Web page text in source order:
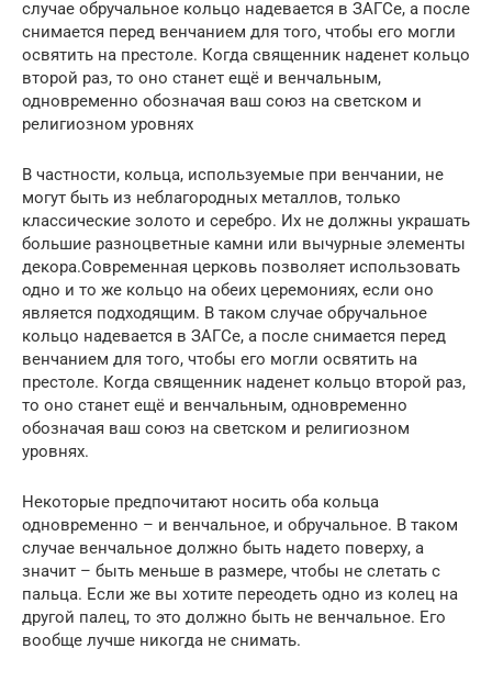
случае обручальное кольцо надевается в ЗАГСе, а после
снимается перед венчанием для того, чтобы его могли
освятить на престоле. Когда священник наденет кольцо
второй раз, то оно станет ещё и венчальным,
одновременно обозначая ваш союз на светском и
религиозном уровнях
В частности, кольца, используемые при венчании, не
могут быть из неблагородных металлов, только
классические золото и серебро. Их не должны украшать
большие разноцветные камни или вычурные элементы
декора.Современная церковь позволяет использовать
одно и то же кольцо на обеих церемониях, если оно
является подходящим. В таком случае обручальное
кольцо надевается в ЗАГСе, а после снимается перед
венчанием для того, чтобы его могли освятить на
престоле. Когда священник наденет кольцо второй раз,
то оно станет ещё и венчальным, одновременно
обозначая ваш союз на светском и религиозном
уровнях.
Некоторые предпочитают носить оба кольца
одновременно – и венчальное, и обручальное. В таком
случае венчальное должно быть надето поверху, а
значит – быть меньше в размере, чтобы не слетать с
пальца. Если же вы хотите переодеть одно из колец на
другой палец, то это должно быть не венчальное. Его
вообще лучше никогда не снимать.